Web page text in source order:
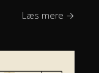
Læs mere →